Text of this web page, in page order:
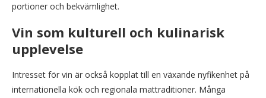
portioner och bekvämlighet.
Vin som kulturell och kulinarisk
upplevelse
Intresset för vin är också kopplat till en växande nyfikenhet på
internationella kök och regionala mattraditioner. Många